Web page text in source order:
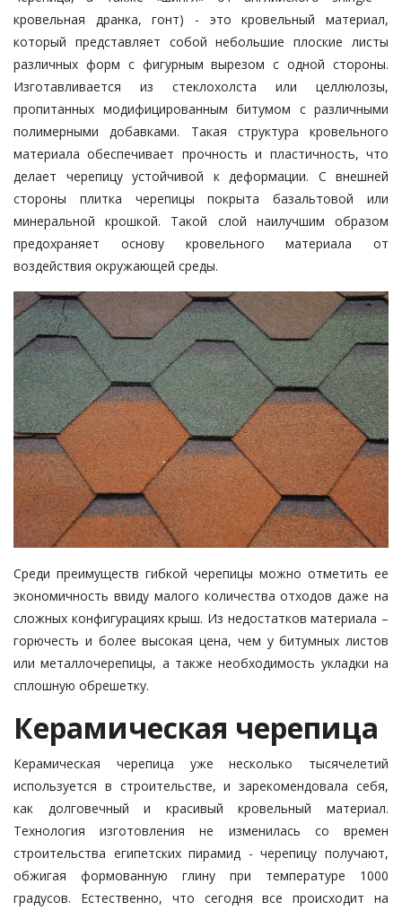
кровельная дранка, гонт) - это кровельный материал,
который представляет собой небольшие плоские листы
различных форм с фигурным вырезом с одной стороны.
Изготавливается из стеклохолста или целлюлозы,
пропитанных модифицированным битумом с различными
полимерными добавками. Такая структура кровельного
материала обеспечивает прочность и пластичность, что
делает черепицу устойчивой к деформации. С внешней
стороны плитка черепицы покрыта базальтовой или
минеральной крошкой. Такой слой наилучшим образом
предохраняет основу кровельного материала от
воздействия окружающей среды.
Среди преимуществ гибкой черепицы можно отметить ее
экономичность ввиду малого количества отходов даже на
сложных конфигурациях крыш. Из недостатков материала –
горючесть и более высокая цена, чем у битумных листов
или металлочерепицы, а также необходимость укладки на
сплошную обрешетку.
Керамическая черепица
Керамическая черепица уже несколько тысячелетий
используется в строительстве, и зарекомендовала себя,
как долговечный и красивый кровельный материал.
Технология изготовления не изменилась со времен
строительства египетских пирамид - черепицу получают,
обжигая формованную глину при температуре 1000
градусов. Естественно, что сегодня все происходит на